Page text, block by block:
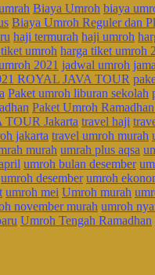
Biaya Umroh biaya
Biaya Umroh Reguler dan
haji termurah haji umroh
umroh harga tiket umroh
2021 jadwal umroh
ROYAL JAVA TOUR
Paket umroh liburan sekolah
Paket Umroh
Jakarta travel haji
jakarta travel umroh murah
murah umrah plus aqsa
umroh bulan desember
umroh desember umroh
umroh mei Umroh murah
november murah umroh
Umroh Tengah Ramadhan